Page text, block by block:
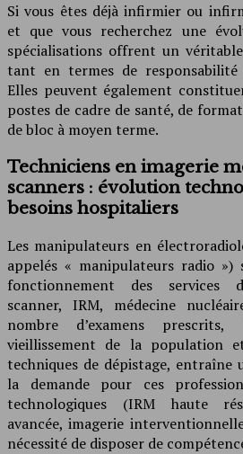
Si vous êtes déjà infirmier ou
et que vous recherchez une
spécialisations offrent un
tant en termes de
Elles peuvent également
postes de cadre de santé, de
de bloc à moyen terme.
Techniciens en imagerie
scanners : évolution
besoins hospitaliers
Les manipulateurs en
appelés « manipulateurs radio »)
fonctionnement des services
scanner, IRM, médecine
nombre d’examens
vieillissement de la population
techniques de dépistage, entraîne
la demande pour ces
technologiques (IRM haute
avancée, imagerie
nécessité de disposer de